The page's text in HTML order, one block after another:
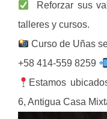
Reforzar sus
talleres y cursos.
Curso de Uñas
+58 414-559 8259
Estamos
6, Antigua Casa